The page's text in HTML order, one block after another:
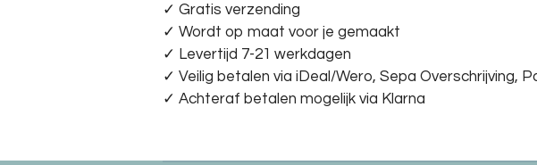
✓ Gratis verzending
✓ Wordt op maat voor je gemaakt
✓ Levertijd 7-21 werkdagen
✓ Veilig betalen via iDeal/Wero, Sepa Overschrijving,
✓ Achteraf betalen mogelijk via Klarna